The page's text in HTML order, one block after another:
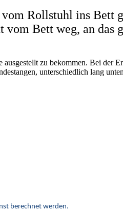
Rollstuhl ins Bett
Bett weg, an das
zu bekommen. Bei der
unterschiedlich lang
berechnet werden.